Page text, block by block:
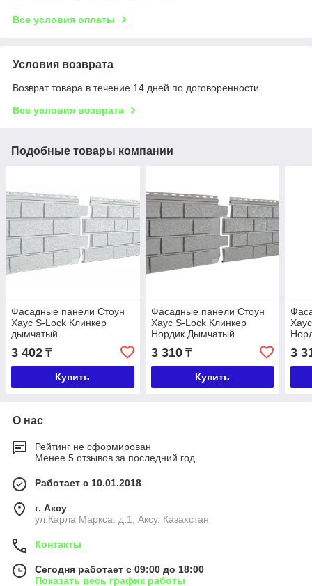
Все условия оплаты
Условия возврата
Возврат товара в течение 14 дней по договоренности
Все условия возврата
Подобные товары компании
Фасадные панели Стоун
Хаус S-Lock Клинкер
дымчатый
3 402 ₸
Купить
Фасадные панели Стоун
Хаус S-Lock Клинкер
Нордик Дымчатый
3 310₸
Купить
3
О нас
Рейтинг не сформирован
Менее 5 отзывов за последний год
Работает с 10.01.2018
г. Аксу
ул.Карла Маркса, д.1, Аксу, Казахстан
Контакты
Сегодня работает с 09:00 до 18:00
Показать весь график работы